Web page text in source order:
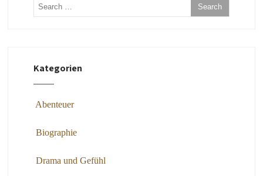
Kategorien
Abenteuer
Biographie
Drama und Gefühl